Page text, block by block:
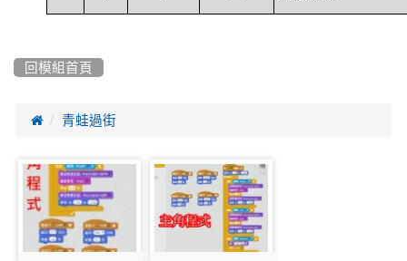
回模組首頁
 青蛙過街
photo-
560
photo-
561